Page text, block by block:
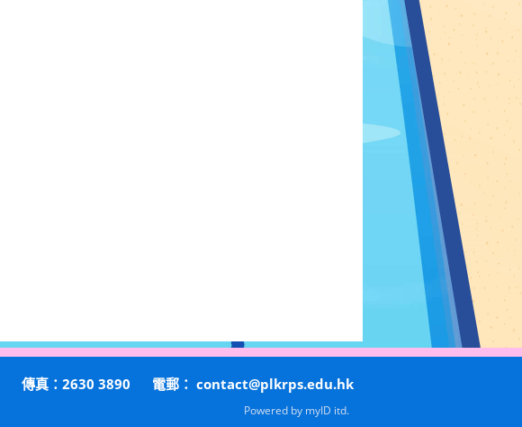
傳真：2630 3890 電郵： contact@plkrps.edu.hk
Powered by myID itd.